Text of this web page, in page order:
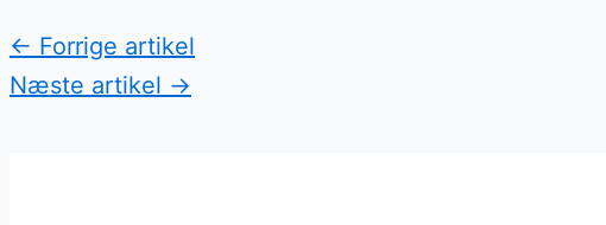
← Forrige artikel
Næste artikel →